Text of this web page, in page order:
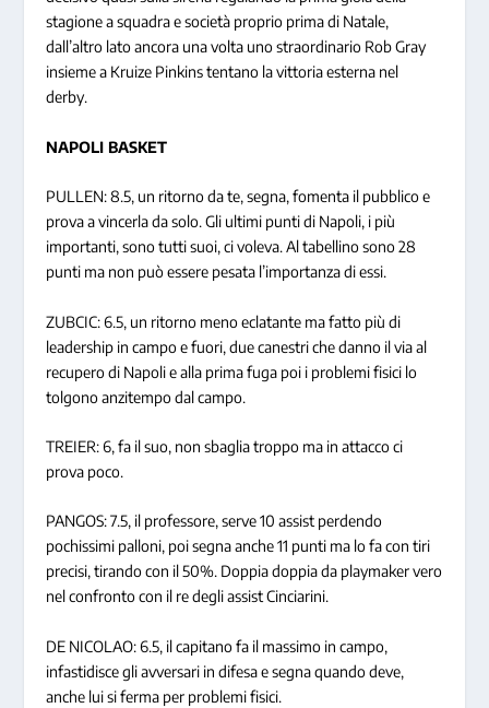
stagione a squadra e società proprio prima di Natale,
dall’altro lato ancora una volta uno straordinario Rob Gray
insieme a Kruize Pinkins tentano la vittoria esterna nel
derby.
NAPOLI BASKET
PULLEN: 8.5, un ritorno da te, segna, fomenta il pubblico e
prova a vincerla da solo. Gli ultimi punti di Napoli, i più
importanti, sono tutti suoi, ci voleva. Al tabellino sono 28
punti ma non può essere pesata l’importanza di essi.
ZUBCIC: 6.5, un ritorno meno eclatante ma fatto più di
leadership in campo e fuori, due canestri che danno il via al
recupero di Napoli e alla prima fuga poi i problemi fisici lo
tolgono anzitempo dal campo.
TREIER: 6, fa il suo, non sbaglia troppo ma in attacco ci
prova poco.
PANGOS: 7.5, il professore, serve 10 assist perdendo
pochissimi palloni, poi segna anche 11 punti ma lo fa con tiri
precisi, tirando con il 50%. Doppia doppia da playmaker vero
nel confronto con il re degli assist Cinciarini.
DE NICOLAO: 6.5, il capitano fa il massimo in campo,
infastidisce gli avversari in difesa e segna quando deve,
anche lui si ferma per problemi fisici.